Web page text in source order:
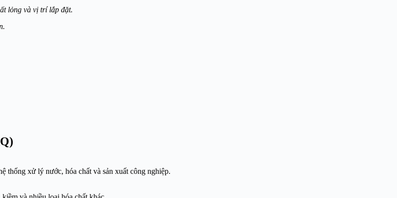
lỏng và vị trí lắp đặt.
thống xử lý nước, hóa chất và sản xuất công nghiệp.